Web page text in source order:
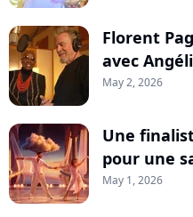
Florent
avec
May 2, 2026
Une
pour une
May 1, 2026